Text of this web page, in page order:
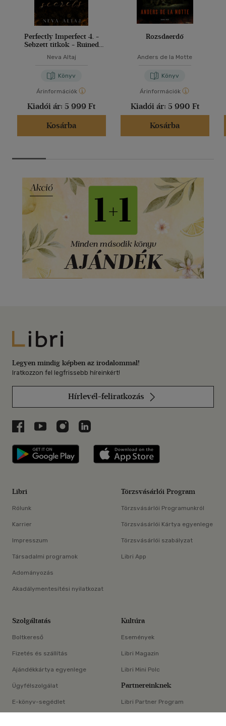
Perfectly Imperfect 4. -
Sebzett titkok - Ruined
Neva Altaj
Könyv
Árinformációk
Kiadói ár: 5 999 Ft
Kosárba
Rozsdaerdő
Anders de la Motte
Könyv
Árinformációk
Kiadói ár: 5 990 Ft
Kosárba
×
Libri
Legyen mindig képben az irodalommal!
Iratkozzon fel legfrissebb híreinkért!
Hírlevél-feliratkozás
Libri a Facebookon
Libri a Youtube-on
Libri az Instagramon
Libri a LinkedInen
Libri applikáció Szerezd meg: Google
Libri
Rólunk
Karrier
Impresszum
Társadalmi programok
Adományozás
Akadálymentesítési nyilatkozat
Törzsvásárlói Program
Törzsvásárlói Programunkról
Törzsvásárlói Kártya egyenlege
Törzsvásárlói szabályzat
Libri App
Szolgáltatás
Boltkereső
Fizetés és szállítás
Ajándékkártya egyenlege
Ügyfélszolgálat
E-könyv-segédlet
Kultúra
Események
Libri Magazin
Libri Mini Polc
Partnereinknek
Libri Partner Program